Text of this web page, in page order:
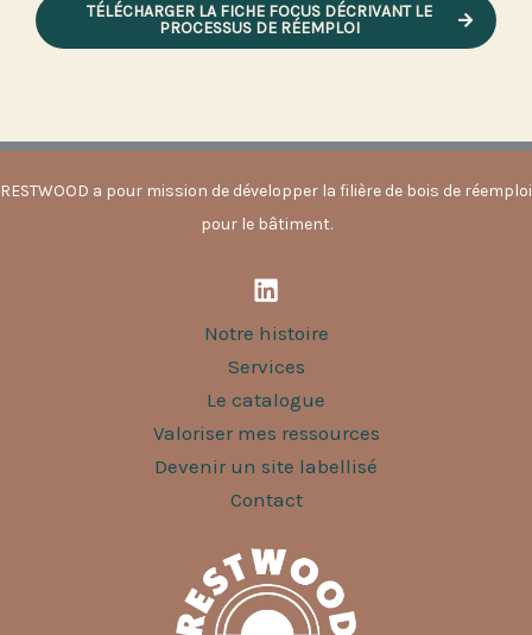
TÉLÉCHARGER LA FICHE FOCUS DÉCRIVANT LE
PROCESSUS DE RÉEMPLOI
RESTWOOD a pour mission de développer la filière de bois de réemploi
pour le bâtiment.
Notre histoire
Services
Le catalogue
Valoriser mes ressources
Devenir un site labellisé
Contact